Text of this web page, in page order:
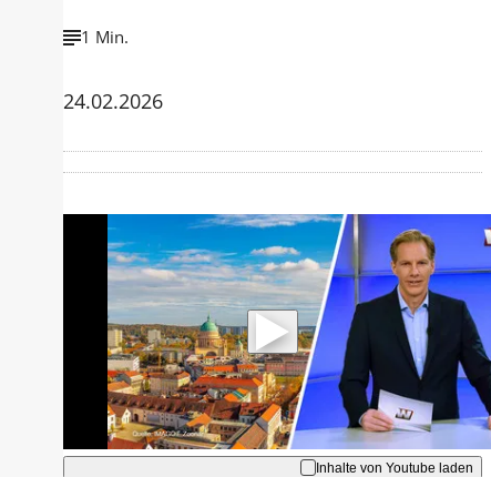
1 Min.
24.02.2026
Mit der Wiedergabe dieses Videos
werden Daten an Youtube übertragen.
Hinweise dazu erhalten Sie in der
Datenschutzerklärung
Akzeptieren
Inhalte von Youtube laden